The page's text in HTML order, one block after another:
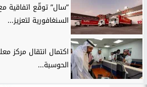
”سال” توقّع اتفاقية
السنغافورية لتعزيز...
اكتمال انتقال مركز
الحوسبة...